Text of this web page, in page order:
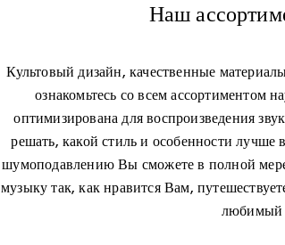
Наш
Культовый дизайн, качественные
ознакомьтесь со всем
оптимизирована для воспроизведения
решать, какой стиль и особенности лучше
шумоподавлению Вы сможете в полной
музыку так, как нравится Вам,
любимый